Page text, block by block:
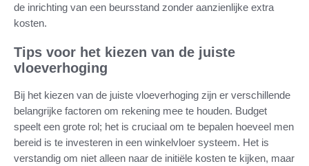
de inrichting van een beursstand zonder aanzienlijke extra
kosten.
Tips voor het kiezen van de juiste
vloeverhoging
Bij het kiezen van de juiste vloeverhoging zijn er verschillende
belangrijke factoren om rekening mee te houden. Budget
speelt een grote rol; het is cruciaal om te bepalen hoeveel men
bereid is te investeren in een winkelvloer systeem. Het is
verstandig om niet alleen naar de initiële kosten te kijken, maar